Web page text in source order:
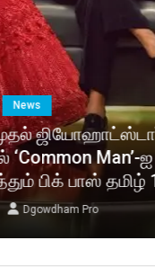
News
‘Common Man’-ஐ
பிக் பாஸ் தமிழ்
Dgowdham Pro